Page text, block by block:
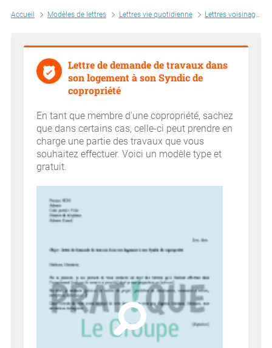
Accueil Modèles de lettres Lettres vie quotidienne Lettres voisinage
Lettre de demande de travaux dans
son logement à son Syndic de
copropriété
En tant que membre d'une copropriété, sachez
que dans certains cas, celle-ci peut prendre en
charge une partie des travaux que vous
souhaitez effectuer. Voici un modèle type et
gratuit.